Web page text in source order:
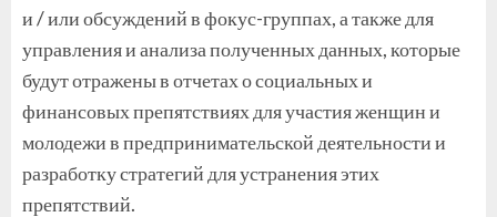
и / или обсуждений в фокус-группах, а также для
управления и анализа полученных данных, которые
будут отражены в отчетах о социальных и
финансовых препятствиях для участия женщин и
молодежи в предпринимательской деятельности и
разработку стратегий для устранения этих
препятствий.